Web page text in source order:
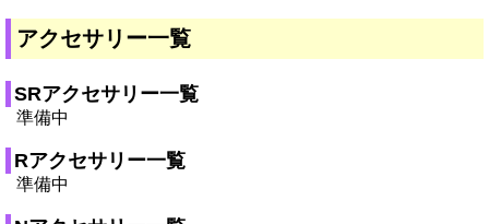
アクセサリー一覧
SRアクセサリー一覧
準備中
Rアクセサリー一覧
準備中